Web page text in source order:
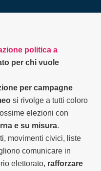
politica a
per chi vuole
per campagne
si rivolge a tutti coloro
elezioni con
e su misura.
movimenti civici, liste
comunicare in
elettorato, rafforzare